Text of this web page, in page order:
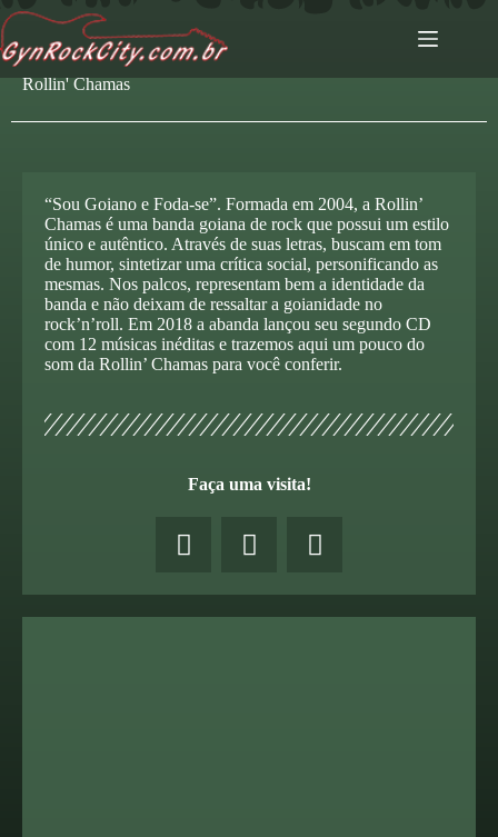
Rollin' Chamas
“Sou Goiano e Foda-se”. Formada em 2004, a Rollin’
Chamas é uma banda goiana de rock que possui um estilo
único e autêntico. Através de suas letras, buscam em tom
de humor, sintetizar uma crítica social, personificando as
mesmas. Nos palcos, representam bem a identidade da
banda e não deixam de ressaltar a goianidade no
rock’n’roll. Em 2018 a abanda lançou seu segundo CD
com 12 músicas inéditas e trazemos aqui um pouco do
som da Rollin’ Chamas para você conferir.
Faça uma visita!